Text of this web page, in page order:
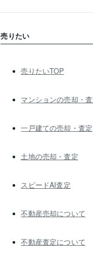
売りたい
売りたいTOP
マンションの売却・
一戸建ての売却・査定
土地の売却・査定
スピードAI査定
不動産売却について
不動産査定について